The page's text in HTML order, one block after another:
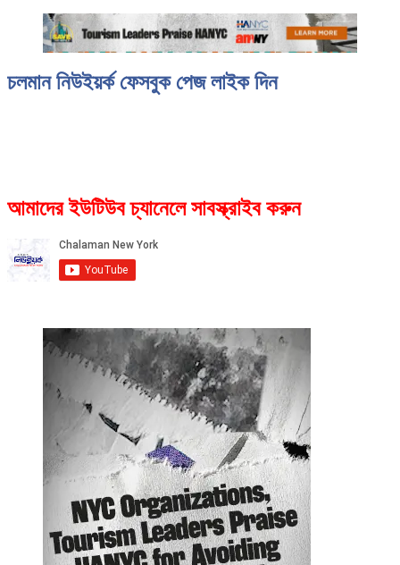
চলমান নিউইয়র্ক ফেসবুক পেজ লাইক দিন
আমাদের ইউটিউব চ্যানেলে সাবস্ক্রাইব করুন